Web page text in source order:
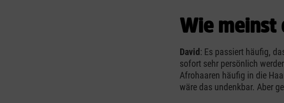
Wie meinst
David: Es passiert häufig,
sofort sehr persönlich
Afrohaaren häufig in die
wäre das undenkbar. Aber